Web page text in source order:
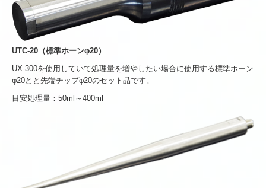
UTC-20（標準ホーンφ20）
UX-300を使用していて処理量を増やしたい場合に使用する標準ホーン
φ20とと先端チップφ20のセット品です。
目安処理量：50ml～400ml